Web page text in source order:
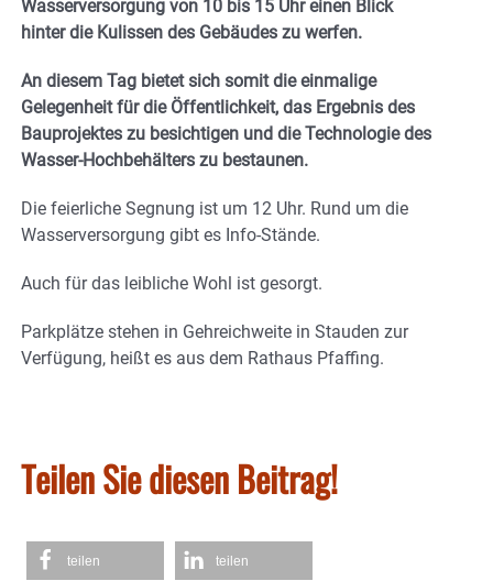
Wasserversorgung von 10 bis 15 Uhr einen Blick
hinter die Kulissen des Gebäudes zu werfen.
An diesem Tag bietet sich somit die einmalige
Gelegenheit für die Öffentlichkeit, das Ergebnis des
Bauprojektes zu besichtigen und die Technologie des
Wasser-Hochbehälters zu bestaunen.
Die feierliche Segnung ist um 12 Uhr. Rund um die
Wasserversorgung gibt es Info-Stände.
Auch für das leibliche Wohl ist gesorgt.
Parkplätze stehen in Gehreichweite in Stauden zur
Verfügung, heißt es aus dem Rathaus Pfaffing.
Teilen Sie diesen Beitrag!
teilen teilen